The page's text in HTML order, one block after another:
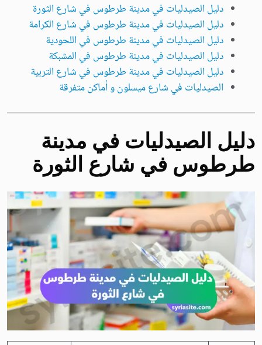
دليل الصيدليات في مدينة طرطوس في شارع الثورة
دليل الصيدليات في مدينة طرطوس في شارع الكرامة
دليل الصيدليات في مدينة طرطوس في اللحودية
دليل الصيدليات في مدينة طرطوس في المشبكة
دليل الصيدليات في مدينة طرطوس في شارع التربية
الصيدليات في شارع ميسلون و أماكن متفرقة
دليل الصيدليات في مدينة
طرطوس في شارع الثورة